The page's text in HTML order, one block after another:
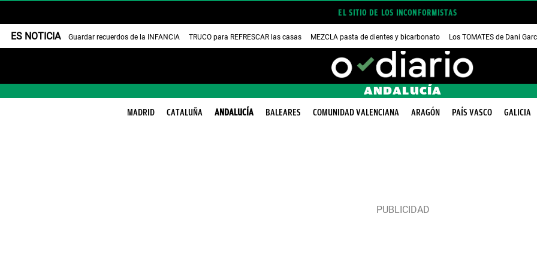
EL SITIO DE LOS INCONFORMISTAS
ES NOTICIA Guardar recuerdos de la INFANCIA TRUCO para REFRESCAR las casas MEZCLA pasta de dientes y bicarbonato Los TOMATES de Dani
ANDALUCÍA
MADRID CATALUÑA ANDALUCÍA BALEARES COMUNIDAD VALENCIANA ARAGÓN PAÍS VASCO GALICIA